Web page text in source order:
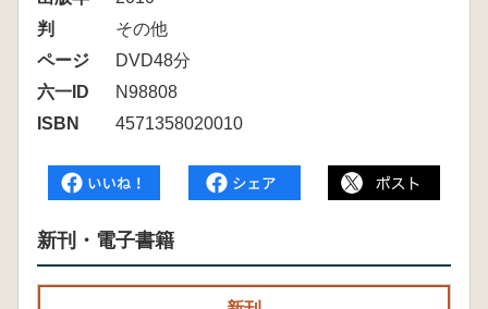
判
その他
ページ
DVD48分
六一ID
N98808
ISBN
4571358020010
新刊・電子書籍